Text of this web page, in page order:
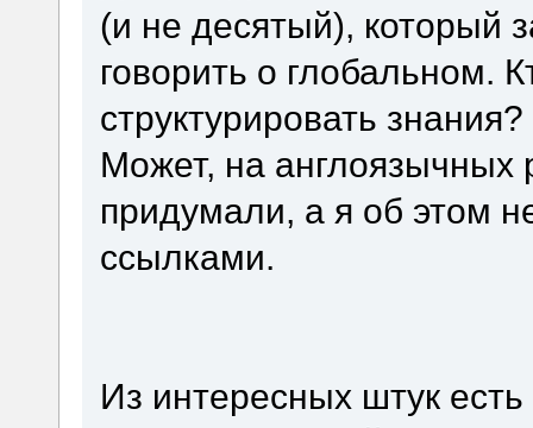
(и не десятый), который
говорить о глобальном.
структурировать
Может, на англоязычных
придумали, а я об этом
ссылками.
Из интересных штук есть